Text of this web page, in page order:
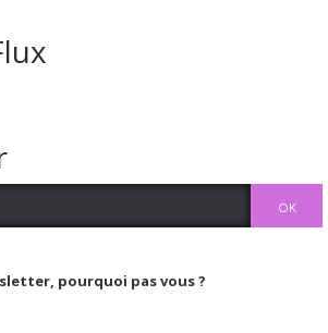
pourquoi pas vous ?